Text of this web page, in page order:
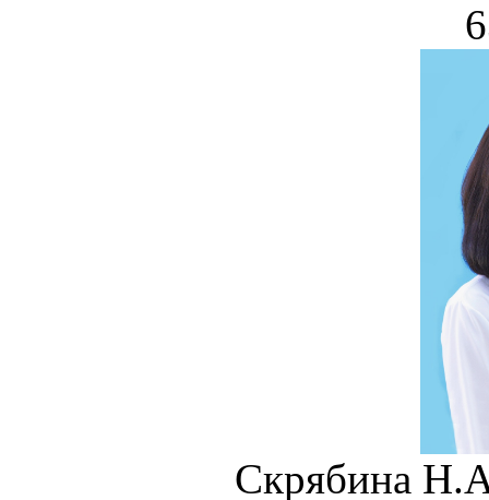
Скрябина